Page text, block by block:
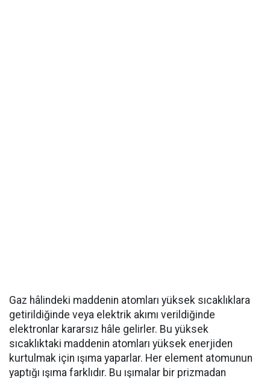
Gaz hâlindeki maddenin atomları yüksek sıcaklıklara
getirildiğinde veya elektrik akımı verildiğinde
elektronlar kararsız hâle gelirler. Bu yüksek
sıcaklıktaki maddenin atomları yüksek enerjiden
kurtulmak için ışıma yaparlar. Her element atomunun
yaptığı ışıma farklıdır. Bu ışımalar bir prizmadan